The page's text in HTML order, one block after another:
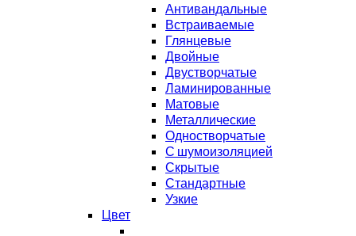
Антивандальные
Встраиваемые
Глянцевые
Двойные
Двустворчатые
Ламинированные
Матовые
Металлические
Одностворчатые
С шумоизоляцией
Скрытые
Стандартные
Узкие
Цвет